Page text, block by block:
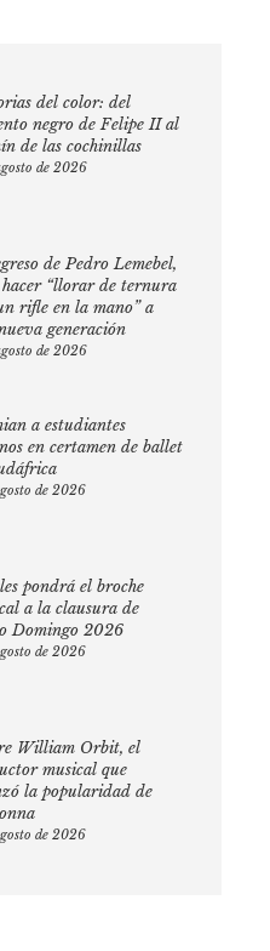
del color: del
negro de Felipe II al
de las cochinillas
de 2026
de Pedro Lemebel,
“llorar de ternura
rifle en la mano” a
generación
de 2026
a estudiantes
en certamen de ballet
de 2026
pondrá el broche
a la clausura de
Domingo 2026
de 2026
William Orbit, el
musical que
la popularidad de
de 2026